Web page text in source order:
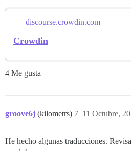
discourse.crowdin.com
Crowdin
4 Me gusta
groove6j (kilometrs) 11 Octubre,
7
He hecho algunas traducciones.